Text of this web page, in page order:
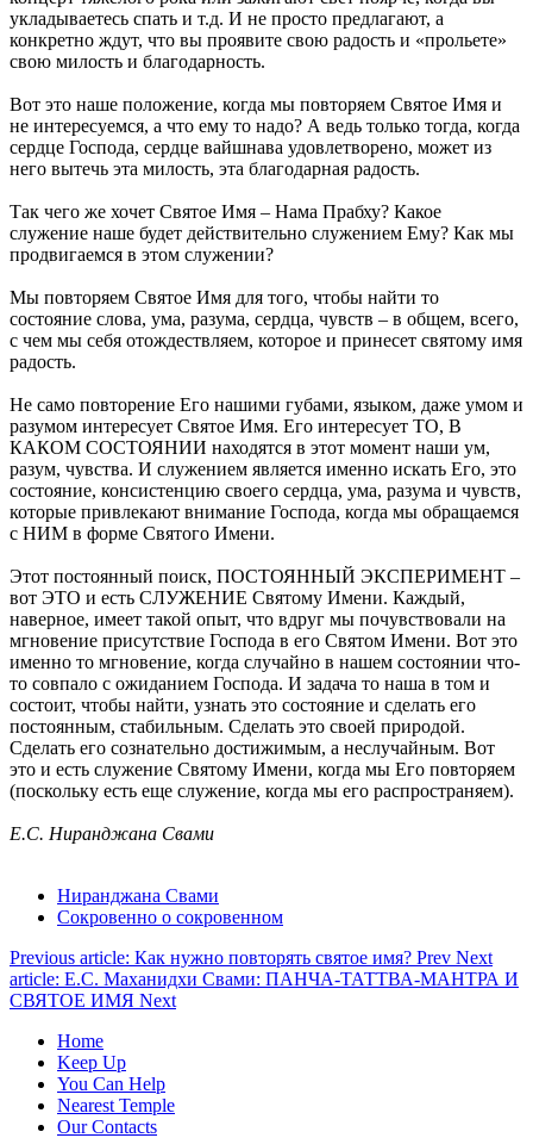
укладываетесь спать и т.д. И не просто предлагают, а
конкретно ждут, что вы проявите свою радость и «прольете»
свою милость и благодарность.
Вот это наше положение, когда мы повторяем Святое Имя и
не интересуемся, а что ему то надо? А ведь только тогда, когда
сердце Господа, сердце вайшнава удовлетворено, может из
него вытечь эта милость, эта благодарная радость.
Так чего же хочет Святое Имя – Нама Прабху? Какое
служение наше будет действительно служением Ему? Как мы
продвигаемся в этом служении?
Мы повторяем Святое Имя для того, чтобы найти то
состояние слова, ума, разума, сердца, чувств – в общем, всего,
с чем мы себя отождествляем, которое и принесет святому имя
радость.
Не само повторение Его нашими губами, языком, даже умом и
разумом интересует Святое Имя. Его интересует ТО, В
КАКОМ СОСТОЯНИИ находятся в этот момент наши ум,
разум, чувства. И служением является именно искать Его, это
состояние, консистенцию своего сердца, ума, разума и чувств,
которые привлекают внимание Господа, когда мы обращаемся
с НИМ в форме Святого Имени.
Этот постоянный поиск, ПОСТОЯННЫЙ ЭКСПЕРИМЕНТ –
вот ЭТО и есть СЛУЖЕНИЕ Святому Имени. Каждый,
наверное, имеет такой опыт, что вдруг мы почувствовали на
мгновение присутствие Господа в его Святом Имени. Вот это
именно то мгновение, когда случайно в нашем состоянии что-
то совпало с ожиданием Господа. И задача то наша в том и
состоит, чтобы найти, узнать это состояние и сделать его
постоянным, стабильным. Сделать это своей природой.
Сделать его сознательно достижимым, а неслучайным. Вот
это и есть служение Святому Имени, когда мы Его повторяем
(поскольку есть еще служение, когда мы его распространяем).
Е.С. Ниранджана Свами
Ниранджана Свами
Сокровенно о сокровенном
Previous article: Как нужно повторять святое имя? Prev Next
article: Е.С. Маханидхи Свами: ПАНЧА-ТАТТВА-МАНТРА И
СВЯТОЕ ИМЯ Next
Home
Keep Up
You Can Help
Nearest Temple
Our Contacts